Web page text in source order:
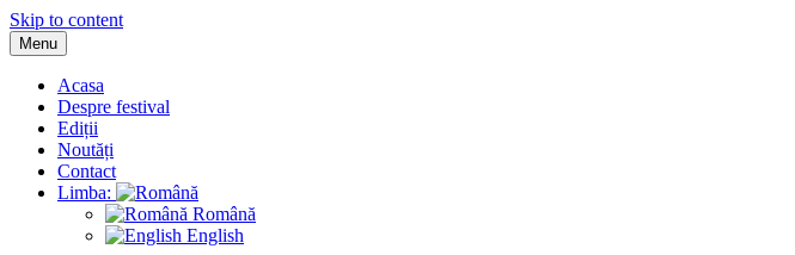
Skip to content
Menu
Acasa
Despre festival
Ediții
Noutăți
Contact
Limba:
Română
English